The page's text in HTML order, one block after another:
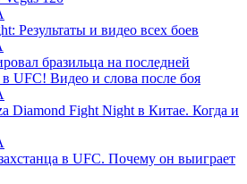
Результаты и видео всех боев
бразильца на последней
в UFC! Видео и слова после боя
Diamond Fight Night в Китае. Когда и
в UFC. Почему он выиграет